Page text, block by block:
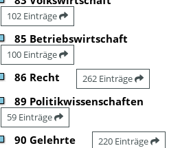
102 Einträge
85 Betriebswirtschaft
100 Einträge
86 Recht 262 Einträge
89 Politikwissenschaften
59 Einträge
90 Gelehrte 220 Einträge